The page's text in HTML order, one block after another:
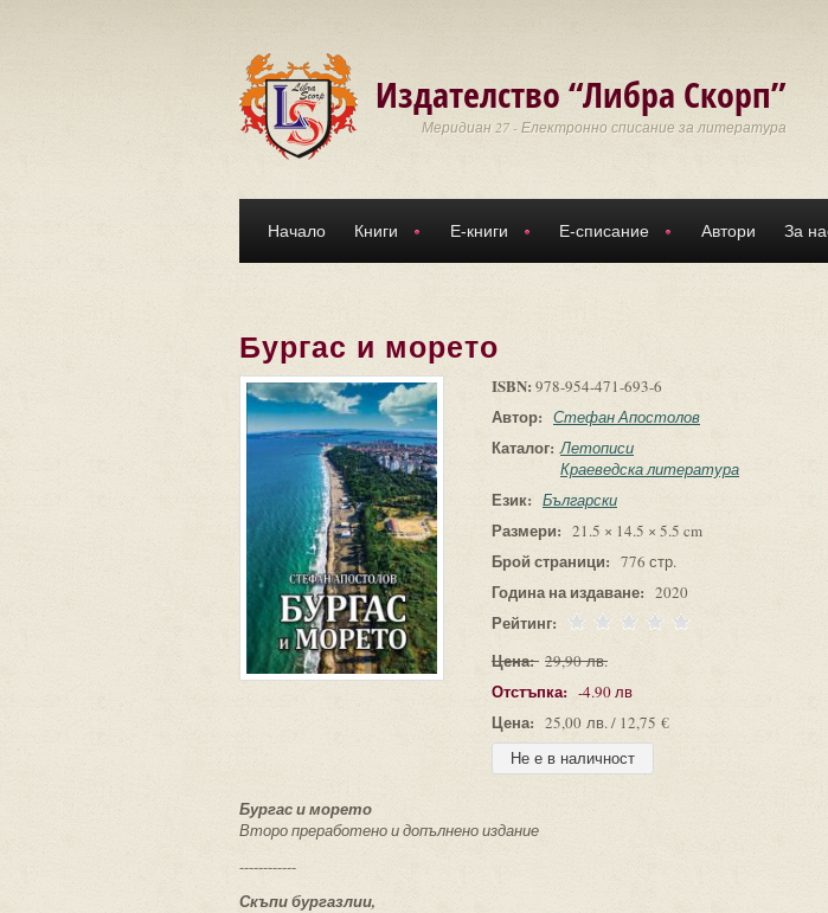
Издателство “Либра Скорп”
Меридиан 27 - Електронно списание за литература
Начало Книги Е-книги Е-списание Автори За
Бургас и морето
ISBN: 978-954-471-693-6
Автор: Стефан Апостолов
Каталог: Летописи
Краеведска литература
Език: Български
Размери: 21.5 × 14.5 × 5.5 cm
Брой страници: 776 стр.
Година на издаване: 2020
Рейтинг:
Цена: 29,90 лв.
Отстъпка: -4.90 лв
Цена: 25,00 лв. / 12,75 €
Бургас и морето
Второ преработено и допълнено издание
------------
Скъпи бургазлии,